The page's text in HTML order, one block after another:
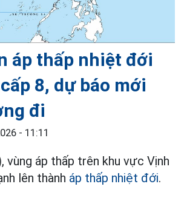
áp thấp nhiệt đới
8, dự báo mới
đi
- 11:11
vùng áp thấp trên khu vực Vịnh
lên thành áp thấp nhiệt đới.